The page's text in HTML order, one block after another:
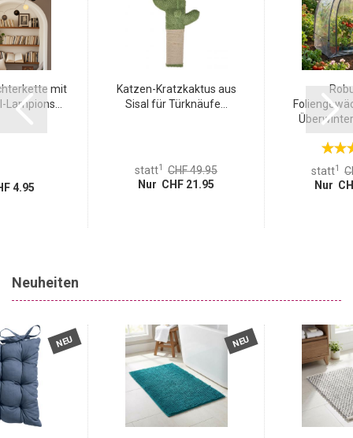
mit
4.95
Katzen-Kratzkaktus aus
Sisal für Türknäufe...
statt1
CHF 49.95
Nur CHF 21.95
statt1
Nur
Neuheiten
NEU NEU